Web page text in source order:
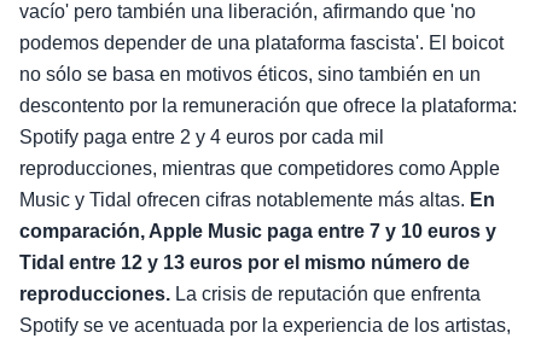
vacío' pero también una liberación, afirmando que 'no
podemos depender de una plataforma fascista'. El boicot
no sólo se basa en motivos éticos, sino también en un
descontento por la remuneración que ofrece la plataforma:
Spotify paga entre 2 y 4 euros por cada mil
reproducciones, mientras que competidores como Apple
Music y Tidal ofrecen cifras notablemente más altas. En
comparación, Apple Music paga entre 7 y 10 euros y
Tidal entre 12 y 13 euros por el mismo número de
reproducciones. La crisis de reputación que enfrenta
Spotify se ve acentuada por la experiencia de los artistas,